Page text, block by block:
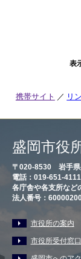
表
携帯サイト リ
盛岡市役
〒020-8530 岩手
電話：019-651-
各庁舎や各支所など
法人番号：
市役所の案内
市役所受付窓口